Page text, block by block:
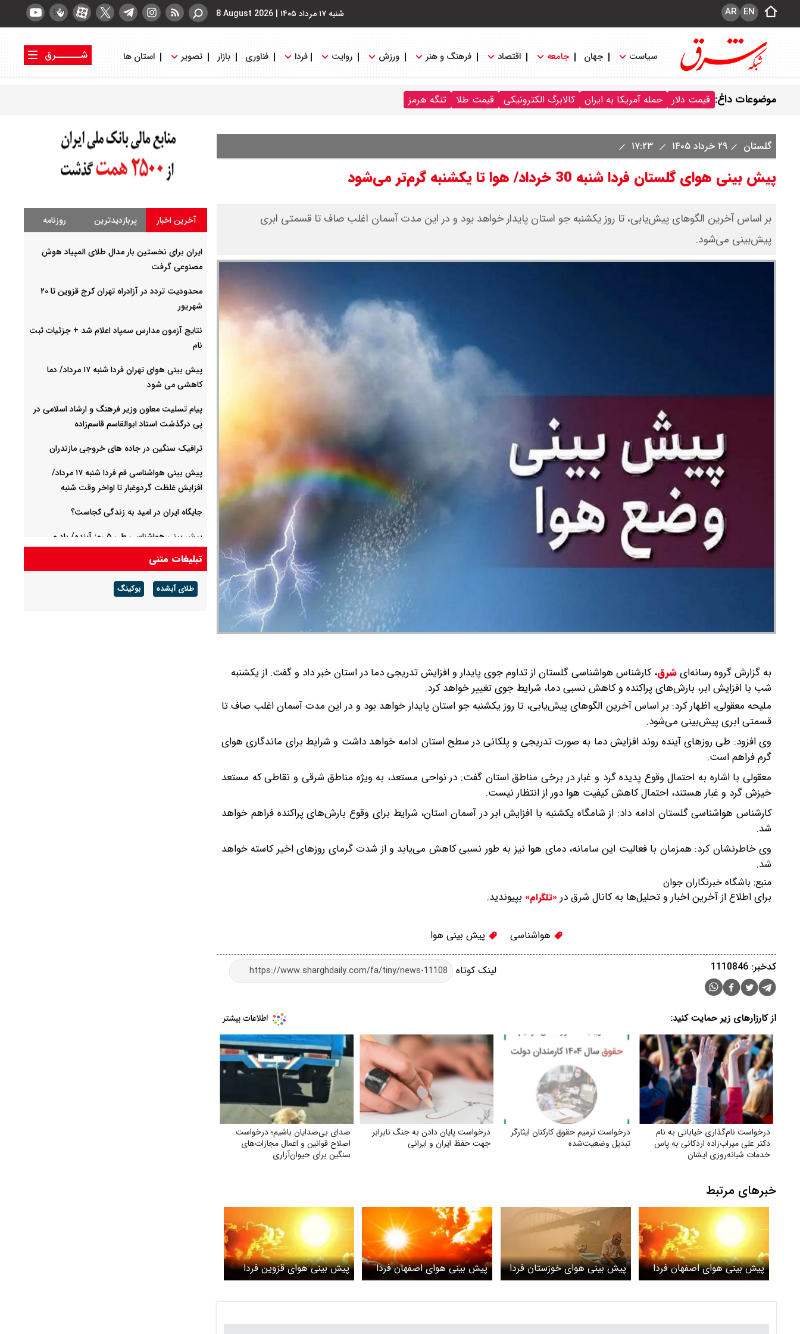
شنبه ۱۷ مرداد ۱۴۰۵ |
8 August 2026 EN
AR
سیاست جهان جامعه اقتصاد فرهنگ و هنر ورزش روایت فردا فناوری بازار تصویر استان ها
شــــــرق
موضوعات داغ: قیمت دلار حمله آمریکا به ایران کالابرگ الکترونیکی قیمت طلا تنگه هرمز
گلستان ۲۹ خرداد ۱۴۰۵
پیش بینی هوای گلستان فردا شنبه 30 خرداد/ هوا تا یکشنبه گرم‌تر می‌شود
بر اساس آخرین الگوهای پیش‌یابی، تا روز یکشنبه جو استان پایدار خواهد بود و در این مدت آسمان اغلب صاف تا قسمتی ابری
پیش‌بینی می‌شود.
به گزارش گروه رسانه‌ایشرق،کارشناس هواشناسی گلستان از تداوم جوی پایدار و افزایش تدریجی دما در استان خبر داد و گفت: از یکشنبه
شب با افزایش ابر، بارش‌های پراکنده و کاهش نسبی دما، شرایط جوی تغییر خواهد کرد.
ملیحه معقولی، اظهار کرد: بر اساس آخرین الگوهای پیش‌یابی، تا روز یکشنبه جو استان پایدار خواهد بود و در این مدت آسمان اغلب صاف تا
قسمتی ابری پیش‌بینی می‌شود.
وی افزود: طی روزهای آینده روند افزایش دما به صورت تدریجی و پلکانی در سطح استان ادامه خواهد داشت و شرایط برای ماندگاری هوای
گرم فراهم است.
معقولی با اشاره به احتمال وقوع پدیده گرد و غبار در برخی مناطق استان گفت: در نواحی مستعد، به ویژه مناطق شرقی و نقاطی که مستعد
خیزش گرد و غبار هستند، احتمال کاهش کیفیت هوا دور از انتظار نیست.
کارشناس هواشناسی گلستان ادامه داد: از شامگاه یکشنبه با افزایش ابر در آسمان استان، شرایط برای وقوع بارش‌های پراکنده فراهم خواهد
شد.
وی خاطرنشان کرد: همزمان با فعالیت این سامانه، دمای هوا نیز به طور نسبی کاهش می‌یابد و از شدت گرمای روزهای اخیر کاسته خواهد
شد.
منبع: باشگاه خبرنگاران جوان
برای اطلاع از آخرین اخبار و تحلیل‌ها به کانال شرق در «تلگرام» بپیوندید.
هواشناسی پیش بینی هوا
لینک کوتاه کدخبر: 1110846
از کارزارهای زیر حمایت کنید:
درخواست نام‌گذاری خیابانی به نام
دکتر علی میراب‌زاده اردکانی به پاس
خدمات شبانه‌روزی ایشان
درخواست ترمیم حقوق کارکنان ایثارگر
تبدیل وضعیت‌شده
درخواست پایان دادن به جنگ نابرابر
جهت حفظ ایران و ایرانی
صدای بی‌صدایان باشیم؛ درخواست
اصلاح قوانین و اعمال مجازات‌های
سنگین برای حیوان‌آزاری
خبرهای مرتبط
پیش بینی هوای اصفهان فردا
شنبه 30 خرداد/ هشدار گرمای
پیش بینی هوای خوزستان فردا
شنبه 30 خرداد/ وضعیت قرمز
پیش بینی هوای اصفهان فردا
جمعه ۲۹ خرداد ۱۴۰۵/ دمای
پیش بینی هوای قزوین فردا
جمعه ۲۹ خرداد ۱۴۰۵/ موج
آخرین اخبار پربازدیدترین روزنامه
ایران برای نخستین بار مدال طلای المپیاد هوش
مصنوعی گرفت
محدودیت تردد در آزادراه تهران کرج قزوین تا ۲۰
شهریور
نتایج آزمون مدارس سمپاد اعلام شد + جزئیات ثبت
نام
پیش بینی هوای تهران فردا شنبه ۱۷ مرداد/ دما
کاهشی می شود
پیام تسلیت معاون وزیر فرهنگ و ارشاد اسلامی در
پی درگذشت استاد ابوالقاسم قاسم‌زاده
ترافیک سنگین در جاده های خروجی مازندران
پیش بینی هواشناسی قم فردا شنبه ۱۷ مرداد/
افزایش غلظت گردوغبار تا اواخر وقت شنبه
جایگاه ایران در امید به زندگی کجاست؟
پیش بینی هواشناسی طی ۵ روز آینده/ باد و
گردوخاک در بخش‌هایی از کشور
پیش بینی هوای مشهد فردا شنبه ۱۷ مرداد/ افزایش
دما از روز سه شنبه
تبلیغات متنی
طلای آبشده بوکینگ